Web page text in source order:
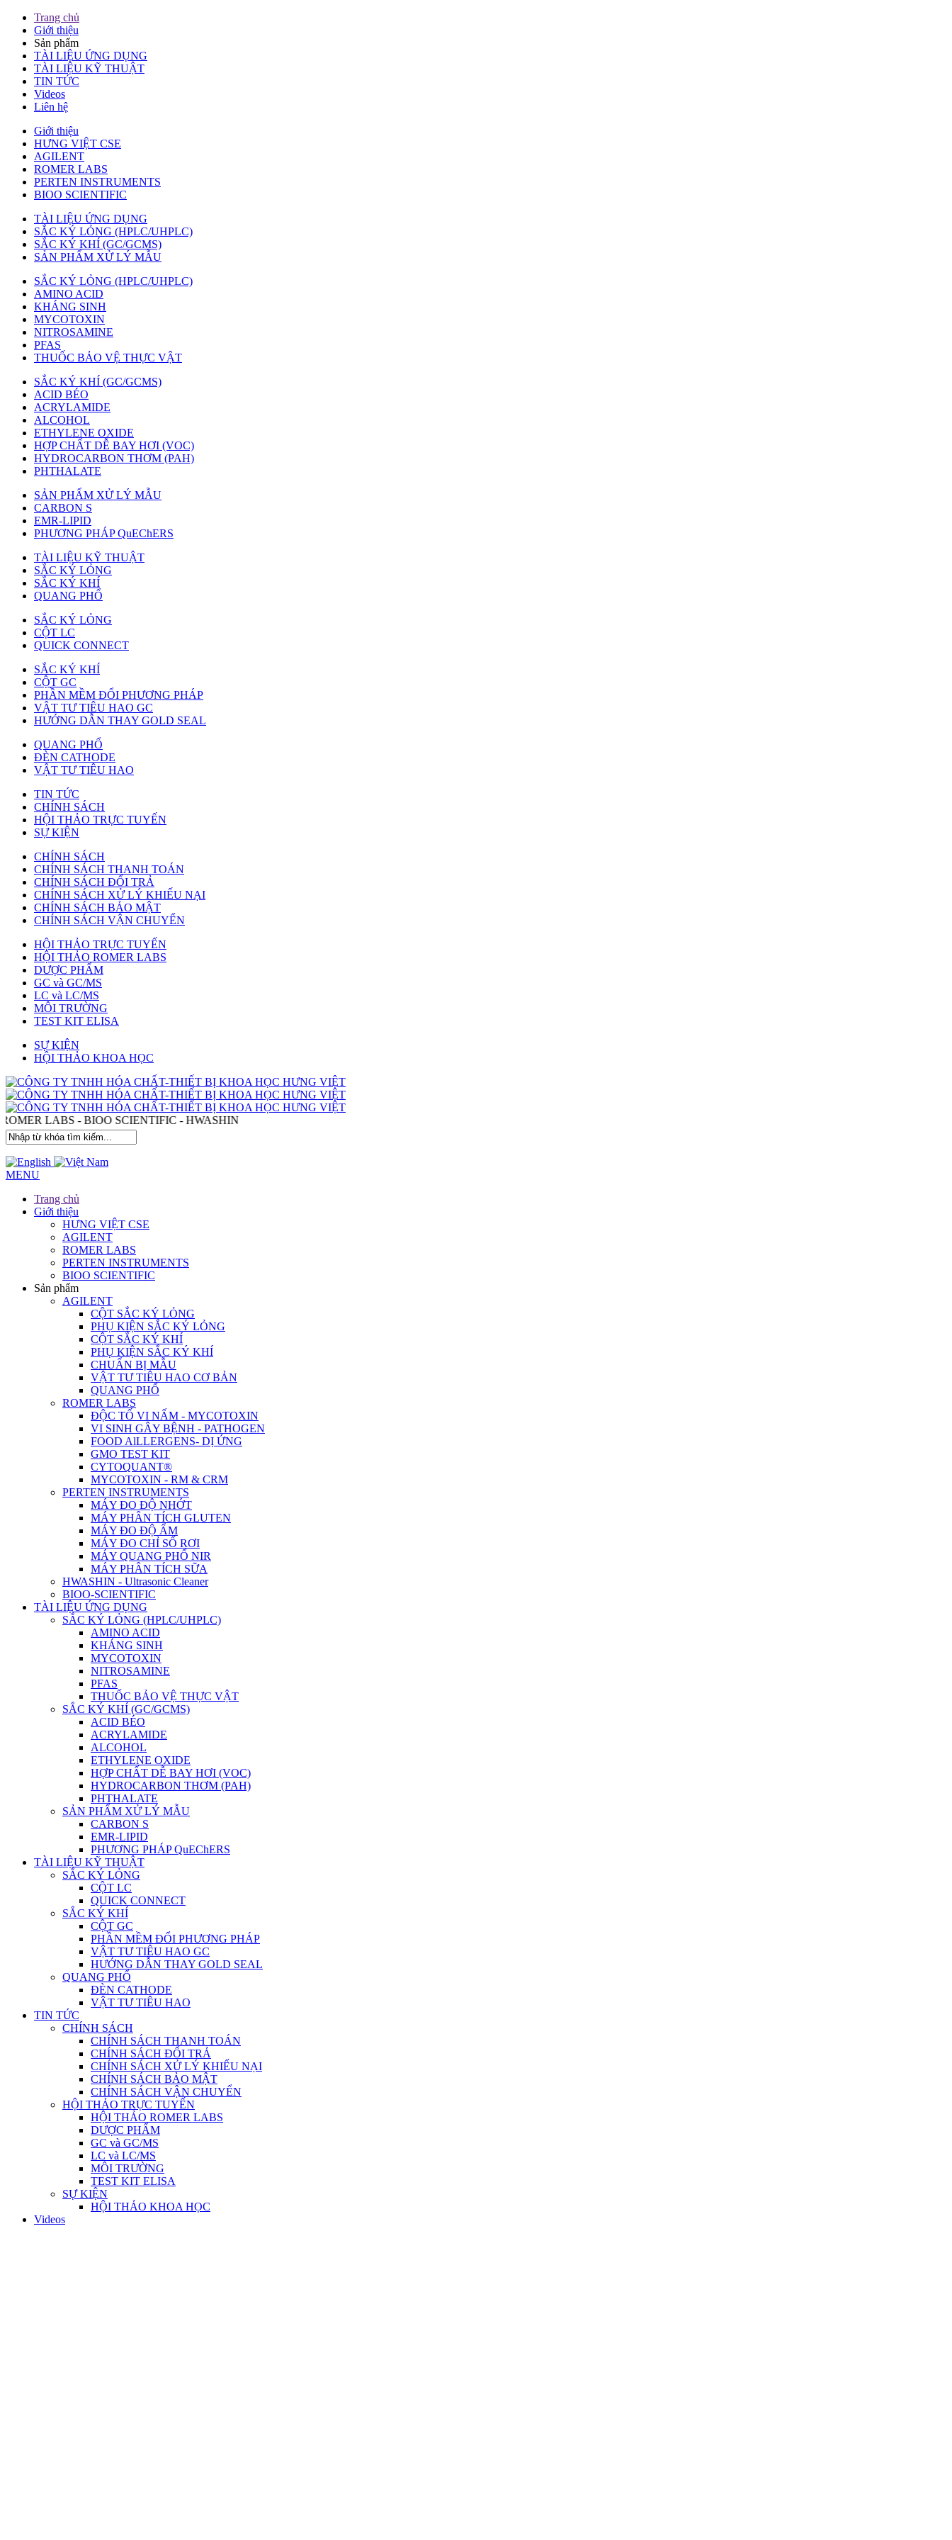
Trang chủ
Giới thiệu
Sản phẩm
TÀI LIỆU ỨNG DỤNG
TÀI LIỆU KỸ THUẬT
TIN TỨC
Videos
Liên hệ
Giới thiệu
HƯNG VIỆT CSE
AGILENT
ROMER LABS
PERTEN INSTRUMENTS
BIOO SCIENTIFIC
TÀI LIỆU ỨNG DỤNG
SẮC KÝ LỎNG (HPLC/UHPLC)
SẮC KÝ KHÍ (GC/GCMS)
SẢN PHẨM XỬ LÝ MẪU
SẮC KÝ LỎNG (HPLC/UHPLC)
AMINO ACID
KHÁNG SINH
MYCOTOXIN
NITROSAMINE
PFAS
THUỐC BẢO VỆ THỰC VẬT
SẮC KÝ KHÍ (GC/GCMS)
ACID BÉO
ACRYLAMIDE
ALCOHOL
ETHYLENE OXIDE
HỢP CHẤT DỄ BAY HƠI (VOC)
HYDROCARBON THƠM (PAH)
PHTHALATE
SẢN PHẨM XỬ LÝ MẪU
CARBON S
EMR-LIPID
PHƯƠNG PHÁP QuEChERS
TÀI LIỆU KỸ THUẬT
SẮC KÝ LỎNG
SẮC KÝ KHÍ
QUANG PHỔ
SẮC KÝ LỎNG
CỘT LC
QUICK CONNECT
SẮC KÝ KHÍ
CỘT GC
PHẦN MỀM ĐỔI PHƯƠNG PHÁP
VẬT TƯ TIÊU HAO GC
HƯỚNG DẪN THAY GOLD SEAL
QUANG PHỔ
ĐÈN CATHODE
VẬT TƯ TIÊU HAO
TIN TỨC
CHÍNH SÁCH
HỘI THẢO TRỰC TUYẾN
SỰ KIỆN
CHÍNH SÁCH
CHÍNH SÁCH THANH TOÁN
CHÍNH SÁCH ĐỔI TRẢ
CHÍNH SÁCH XỬ LÝ KHIẾU NẠI
CHÍNH SÁCH BẢO MẬT
CHÍNH SÁCH VẬN CHUYỂN
HỘI THẢO TRỰC TUYẾN
HỘI THẢO ROMER LABS
DƯỢC PHẨM
GC và GC/MS
LC và LC/MS
MÔI TRƯỜNG
TEST KIT ELISA
SỰ KIỆN
HỘI THẢO KHOA HỌC
- ROMER LABS - BIOO SCIENTIFIC - HWASHIN
MENU
Trang chủ
Giới thiệu
HƯNG VIỆT CSE
AGILENT
ROMER LABS
PERTEN INSTRUMENTS
BIOO SCIENTIFIC
Sản phẩm
AGILENT
CỘT SẮC KÝ LỎNG
PHỤ KIỆN SẮC KÝ LỎNG
CỘT SẮC KÝ KHÍ
PHỤ KIỆN SẮC KÝ KHÍ
CHUẨN BỊ MẪU
VẬT TƯ TIÊU HAO CƠ BẢN
QUANG PHỔ
ROMER LABS
ĐỘC TỐ VI NẤM - MYCOTOXIN
VI SINH GÂY BỆNH - PATHOGEN
FOOD AlLLERGENS- DỊ ỨNG
GMO TEST KIT
CYTOQUANT®
MYCOTOXIN - RM & CRM
PERTEN INSTRUMENTS
MÁY ĐO ĐỘ NHỚT
MÁY PHÂN TÍCH GLUTEN
MÁY ĐO ĐỘ ẨM
MÁY ĐO CHỈ SỐ RƠI
MÁY QUANG PHỔ NIR
MÁY PHÂN TÍCH SỮA
HWASHIN - Ultrasonic Cleaner
BIOO-SCIENTIFIC
TÀI LIỆU ỨNG DỤNG
SẮC KÝ LỎNG (HPLC/UHPLC)
AMINO ACID
KHÁNG SINH
MYCOTOXIN
NITROSAMINE
PFAS
THUỐC BẢO VỆ THỰC VẬT
SẮC KÝ KHÍ (GC/GCMS)
ACID BÉO
ACRYLAMIDE
ALCOHOL
ETHYLENE OXIDE
HỢP CHẤT DỄ BAY HƠI (VOC)
HYDROCARBON THƠM (PAH)
PHTHALATE
SẢN PHẨM XỬ LÝ MẪU
CARBON S
EMR-LIPID
PHƯƠNG PHÁP QuEChERS
TÀI LIỆU KỸ THUẬT
SẮC KÝ LỎNG
CỘT LC
QUICK CONNECT
SẮC KÝ KHÍ
CỘT GC
PHẦN MỀM ĐỔI PHƯƠNG PHÁP
VẬT TƯ TIÊU HAO GC
HƯỚNG DẪN THAY GOLD SEAL
QUANG PHỔ
ĐÈN CATHODE
VẬT TƯ TIÊU HAO
TIN TỨC
CHÍNH SÁCH
CHÍNH SÁCH THANH TOÁN
CHÍNH SÁCH ĐỔI TRẢ
CHÍNH SÁCH XỬ LÝ KHIẾU NẠI
CHÍNH SÁCH BẢO MẬT
CHÍNH SÁCH VẬN CHUYỂN
HỘI THẢO TRỰC TUYẾN
HỘI THẢO ROMER LABS
DƯỢC PHẨM
GC và GC/MS
LC và LC/MS
MÔI TRƯỜNG
TEST KIT ELISA
SỰ KIỆN
HỘI THẢO KHOA HỌC
Videos